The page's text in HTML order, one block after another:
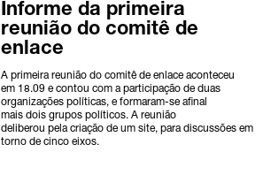
Informe da primeira
reunião do comitê de
enlace
A primeira reunião do comitê de enlace aconteceu
em 18.09 e contou com a participação de duas
organizações políticas, e formaram-se afinal
mais dois grupos políticos. A reunião
deliberou pela criação de um site, para discussões em
torno de cinco eixos.